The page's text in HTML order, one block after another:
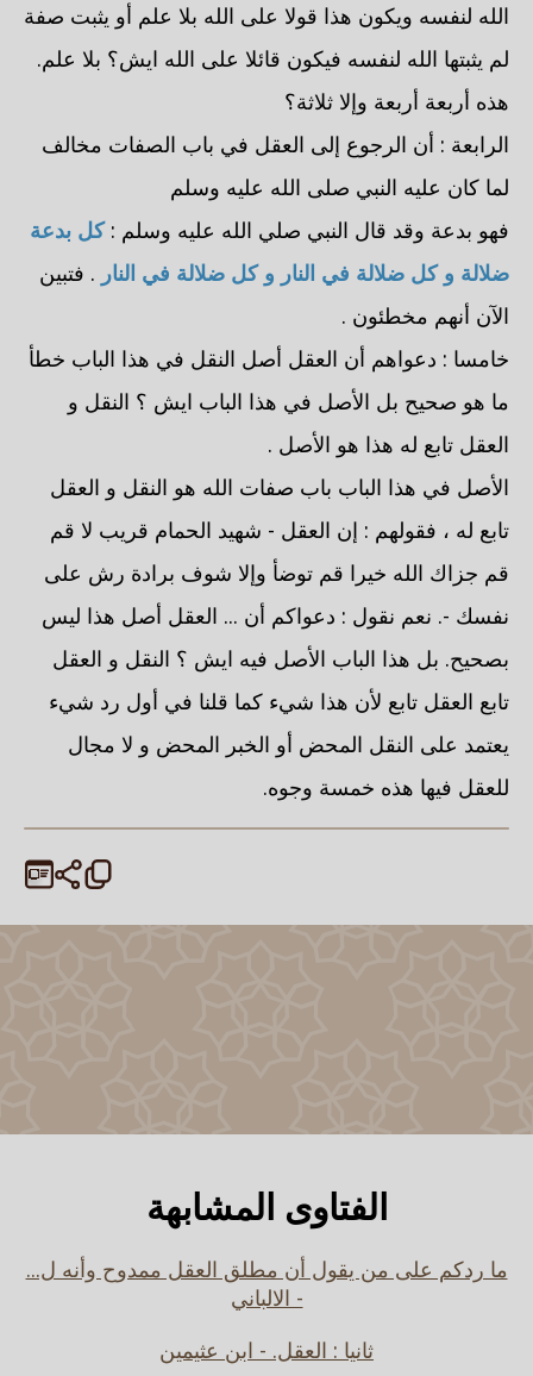
الله لنفسه ويكون هذا قولا على الله بلا علم أو يثبت صفة
لم يثبتها الله لنفسه فيكون قائلا على الله ايش؟ بلا علم.
هذه أربعة أربعة وإلا ثلاثة؟
الرابعة : أن الرجوع إلى العقل في باب الصفات مخالف
لما كان عليه النبي صلى الله عليه وسلم
فهو بدعة وقد قال النبي صلي الله عليه وسلم :كل بدعة
ضلالة و كل ضلالة في النار و كل ضلالة في النار . فتبين
الآن أنهم مخطئون .
خامسا : دعواهم أن العقل أصل النقل في هذا الباب خطأ
ما هو صحيح بل الأصل في هذا الباب ايش ؟ النقل و
العقل تابع له هذا هو الأصل .
الأصل في هذا الباب باب صفات الله هو النقل و العقل
تابع له ، فقولهم : إن العقل - شهيد الحمام قريب لا قم
قم جزاك الله خيرا قم توضأ وإلا شوف برادة رش على
نفسك -. نعم نقول : دعواكم أن ... العقل أصل هذا ليس
بصحيح. بل هذا الباب الأصل فيه ايش ؟ النقل و العقل
تابع العقل تابع لأن هذا شيء كما قلنا في أول رد شيء
يعتمد على النقل المحض أو الخبر المحض و لا مجال
للعقل فيها هذه خمسة وجوه.
الفتاوى المشابهة
ما ردكم على من يقول أن مطلق العقل ممدوح وأنه ل...
- الالباني
ثانيا : العقل. - ابن عثيمين